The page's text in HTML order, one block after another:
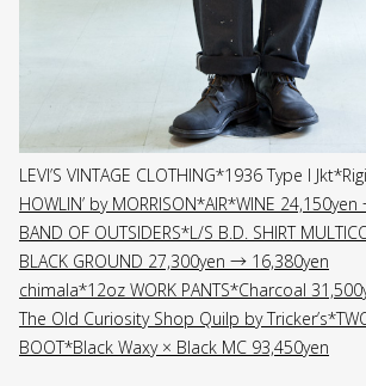
LEVI’S VINTAGE CLOTHING*1936 Type I
HOWLIN’ by MORRISON*AIR*WINE
BAND OF OUTSIDERS*L/S B.D. SHIRT
BLACK GROUND 27,300yen → 16,380yen
chimala*12oz WORK PANTS*Charcoal
The Old Curiosity Shop Quilp by
BOOT*Black Waxy × Black MC 93,450yen